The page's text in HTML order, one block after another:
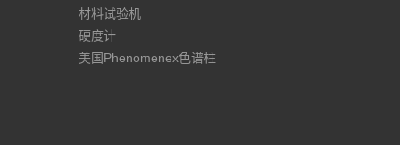
材料试验机
硬度计
美国Phenomenex色谱柱